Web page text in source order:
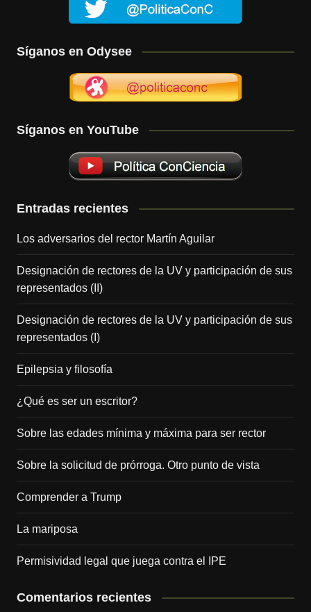
Síganos en Odysee
Síganos en YouTube
Entradas recientes
Los adversarios del rector Martín Aguilar
Designación de rectores de la UV y participación de sus
representados (II)
Designación de rectores de la UV y participación de sus
representados (I)
Epilepsia y filosofía
¿Qué es ser un escritor?
Sobre las edades mínima y máxima para ser rector
Sobre la solicitud de prórroga. Otro punto de vista
Comprender a Trump
La mariposa
Permisividad legal que juega contra el IPE
Comentarios recientes